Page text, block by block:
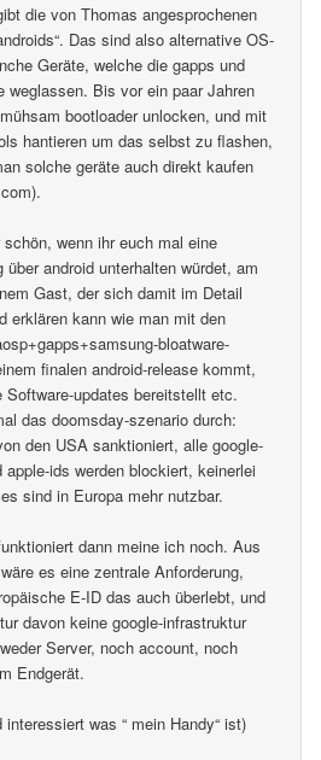
die von Thomas angesprochenen
Das sind also alternative OS-
Geräte, welche die gapps und
weglassen. Bis vor ein paar Jahren
bootloader unlocken, und mit
hantieren um das selbst zu flashen,
solche geräte auch direkt kaufen
wenn ihr euch mal eine
über android unterhalten würdet, am
Gast, der sich damit im Detail
erklären kann wie man mit den
bloatware-
finalen android-release kommt,
Software-updates bereitstellt etc.
das doomsday-szenario durch:
den USA sanktioniert, alle google-
apple-ids werden blockiert, keinerlei
sind in Europa mehr nutzbar.
dann meine ich noch. Aus
es eine zentrale Anforderung,
E-ID das auch überlebt, und
davon keine google-infrastruktur
Server, noch account, noch
Endgerät.
interessiert was “ mein Handy“ ist)